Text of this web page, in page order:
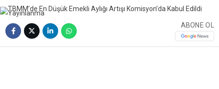
ABONE OL